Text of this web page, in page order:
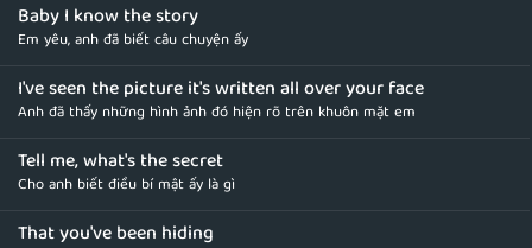
Baby I know the story
Em yêu, anh đã biết câu chuyện ấy
I've seen the picture it's written all over your face
Anh đã thấy những hình ảnh đó hiện rõ trên khuôn mặt em
Tell me, what's the secret
Cho anh biết điều bí mật ấy là gì
That you've been hiding